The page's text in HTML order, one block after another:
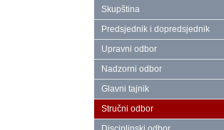
Skupština
Predsjednik i dopredsjednik
Upravni odbor
Nadzorni odbor
Glavni tajnik
Stručni odbor